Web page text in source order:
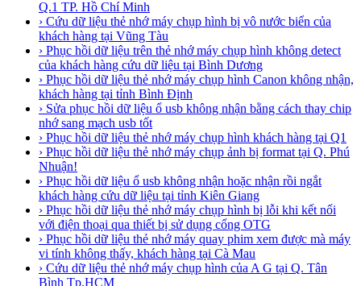
Q.1 TP. Hồ Chí Minh
› Cứu dữ liệu thẻ nhớ máy chụp hình bị vô nước biển của
khách hàng tại Vũng Tàu
› Phục hồi dữ liệu trên thẻ nhớ máy chụp hình không detect
của khách hàng cứu dữ liệu tại Bình Dương
› Phục hồi dữ liệu thẻ nhớ máy chụp hình Canon không nhận,
khách hàng tại tỉnh Bình Định
› Sửa phục hồi dữ liệu ổ usb không nhận bằng cách thay chip
nhớ sang mạch usb tốt
› Phục hồi dữ liệu thẻ nhớ máy chụp hình khách hàng tại Q1
› Phục hồi dữ liệu thẻ nhớ máy chụp ảnh bị format tại Q. Phú
Nhuận!
› Phục hồi dữ liệu ổ usb không nhận hoặc nhận rồi ngắt
khách hàng cứu dữ liệu tại tỉnh Kiên Giang
› Phục hồi dữ liệu thẻ nhớ máy chụp hình bị lỗi khi kết nối
với điện thoại qua thiết bị sử dụng cổng OTG
› Phục hồi dữ liệu thẻ nhớ máy quay phim xem được mà máy
vi tính không thấy, khách hàng tại Cà Mau
› Cứu dữ liệu thẻ nhớ máy chụp hình của A G tại Q. Tân
Bình Tp.HCM